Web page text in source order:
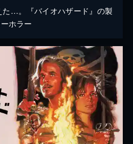
た…。『バイオハザード』の製
ホラー